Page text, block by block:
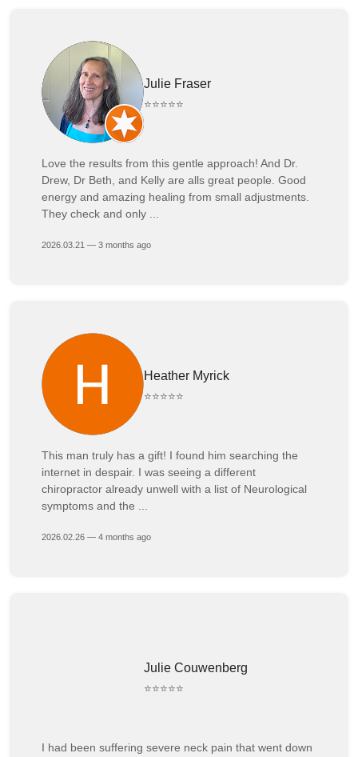
Julie Fraser
⭐⭐⭐⭐⭐
Love the results from this gentle approach! And Dr.
Drew, Dr Beth, and Kelly are alls great people. Good
energy and amazing healing from small adjustments.
They check and only ...
2026.03.21 — 3 months ago
Heather Myrick
⭐⭐⭐⭐⭐
This man truly has a gift! I found him searching the
internet in despair. I was seeing a different
chiropractor already unwell with a list of Neurological
symptoms and the ...
2026.02.26 — 4 months ago
Julie Couwenberg
⭐⭐⭐⭐⭐
I had been suffering severe neck pain that went down